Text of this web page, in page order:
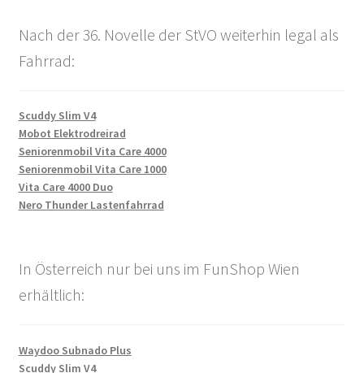
Nach der 36. Novelle der StVO weiterhin legal als
Fahrrad:
Scuddy Slim V4
Mobot Elektrodreirad
Seniorenmobil Vita Care 4000
Seniorenmobil Vita Care 1000
Vita Care 4000 Duo
Nero Thunder Lastenfahrrad
In Österreich nur bei uns im FunShop Wien
erhältlich:
Waydoo Subnado Plus
Scuddy Slim V4